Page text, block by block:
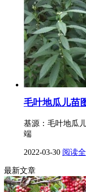
毛叶地瓜儿苗
基源：毛叶地瓜
端
2022-03-30 阅读
最新文章